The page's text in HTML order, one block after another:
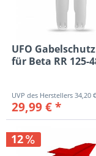
UFO
für Beta RR 125-
34,20
29,99 € *
12